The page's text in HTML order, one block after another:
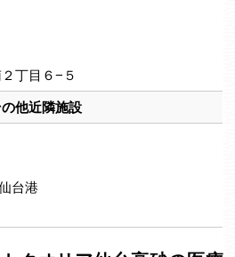
丁目６−５
の他近隣施設
台港